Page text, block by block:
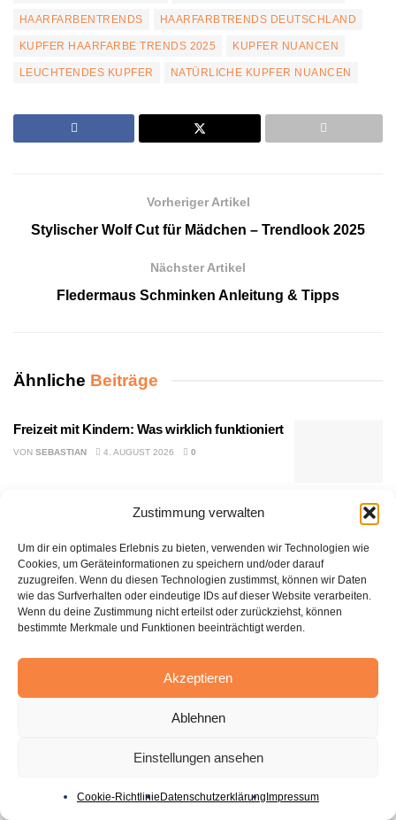
Zustimmung verwalten
Um dir ein optimales Erlebnis zu bieten, verwenden wir Technologien wie
Cookies, um Geräteinformationen zu speichern und/oder darauf
zuzugreifen. Wenn du diesen Technologien zustimmst, können wir Daten
wie das Surfverhalten oder eindeutige IDs auf dieser Website verarbeiten.
Wenn du deine Zustimmung nicht erteilst oder zurückziehst, können
bestimmte Merkmale und Funktionen beeinträchtigt werden.
Akzeptieren
Ablehnen
Einstellungen ansehen
Cookie-Richtlinie Datenschutzerklärung Impressum
HAARFARBENTRENDS HAARFARBTRENDS DEUTSCHLAND
KUPFER HAARFARBE TRENDS 2025 KUPFER NUANCEN
LEUCHTENDES KUPFER NATÜRLICHE KUPFER NUANCEN
Vorheriger Artikel
Stylischer Wolf Cut für Mädchen – Trendlook 2025
Nächster Artikel
Fledermaus Schminken Anleitung & Tipps
Ähnliche Beiträge
Freizeit mit Kindern: Was wirklich funktioniert
VON SEBASTIAN 4. AUGUST 2026 0
Umzugsunternehmen Mainz vergleichen: So
VON SEBASTIAN 28. JULI 2026 0
Stromversorgung in der Region: Was
Verbraucher wissen sollten
VON SEBASTIAN 28. JULI 2026 0
Letzte Meile 2026: Was Onlinehändler wissen
VON SEBASTIAN 26. JULI 2026 0
WEITERE LADEN